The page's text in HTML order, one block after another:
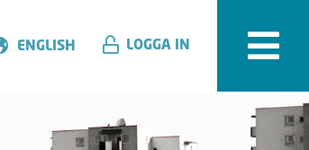
ENGLISH LOGGA IN